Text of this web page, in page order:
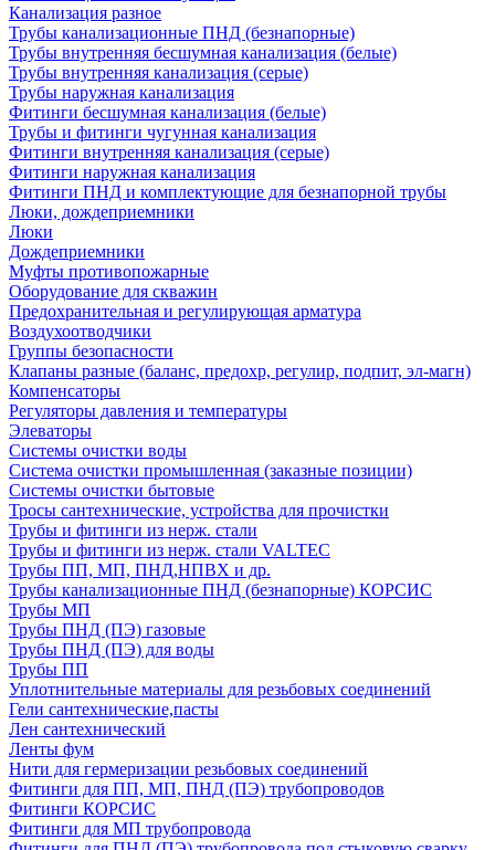
Канализация разное
Трубы канализационные ПНД (безнапорные)
Трубы внутренняя бесшумная канализация (белые)
Трубы внутренняя канализация (серые)
Трубы наружная канализация
Фитинги бесшумная канализация (белые)
Трубы и фитинги чугунная канализация
Фитинги внутренняя канализация (серые)
Фитинги наружная канализация
Фитинги ПНД и комплектующие для безнапорной трубы
Люки, дождеприемники
Люки
Дождеприемники
Муфты противопожарные
Оборудование для скважин
Предохранительная и регулирующая арматура
Воздухоотводчики
Группы безопасности
Клапаны разные (баланс, предохр, регулир, подпит, эл-магн)
Компенсаторы
Регуляторы давления и температуры
Элеваторы
Системы очистки воды
Система очистки промышленная (заказные позиции)
Системы очистки бытовые
Тросы сантехнические, устройства для прочистки
Трубы и фитинги из нерж. стали
Трубы и фитинги из нерж. стали VALTEC
Трубы ПП, МП, ПНД,НПВХ и др.
Трубы канализационные ПНД (безнапорные) КОРСИС
Трубы МП
Трубы ПНД (ПЭ) газовые
Трубы ПНД (ПЭ) для воды
Трубы ПП
Уплотнительные материалы для резьбовых соединений
Гели сантехнические,пасты
Лен сантехнический
Ленты фум
Нити для гермеризации резьбовых соединений
Фитинги для ПП, МП, ПНД (ПЭ) трубопроводов
Фитинги КОРСИС
Фитинги для МП трубопровода